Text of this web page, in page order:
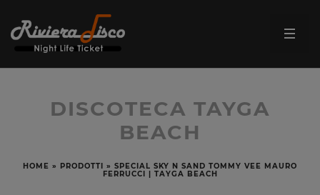
DISCOTECA TAYGA
BEACH
HOME » PRODOTTI » SPECIAL SKY N SAND TOMMY VEE MAURO
FERRUCCI | TAYGA BEACH